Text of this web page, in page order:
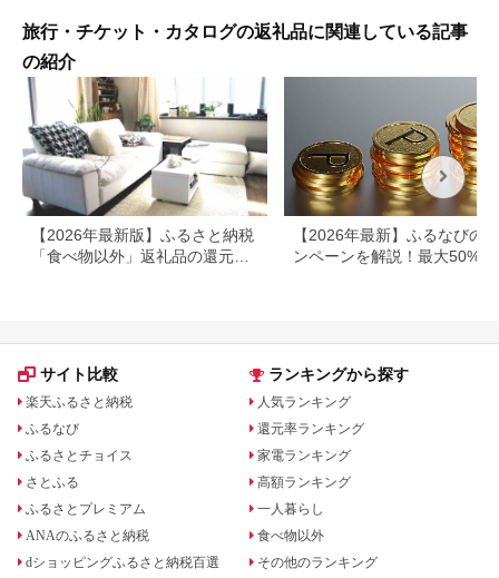
旅行・チケット・カタログの返礼品に関連している記事
の紹介
【2026年最新版】ふるさと納税
「食べ物以外」返礼品の還元率
【2026年最新】ふるなびの
ンペーンを解説！最大50%還
サイト比較
楽天ふるさと納税
ふるなび
ふるさとチョイス
さとふる
ふるさとプレミアム
ANAのふるさと納税
dショッピングふるさと納税百選
ランキングから探す
人気ランキング
還元率ランキング
家電ランキング
高額ランキング
一人暮らし
食べ物以外
その他のランキング